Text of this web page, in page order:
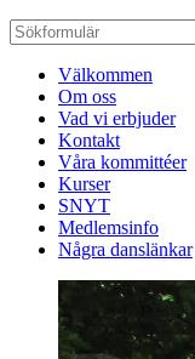
Välkommen
Om oss
Vad vi erbjuder
Kontakt
Våra kommittéer
Kurser
SNYT
Medlemsinfo
Några danslänkar